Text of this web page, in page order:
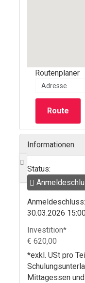
Routenplaner
Route
Informationen
Status:
Anmelde­schluss:
30.03.2026
Investition*
€ 620,00
*exkl. USt pro
Mittagessen